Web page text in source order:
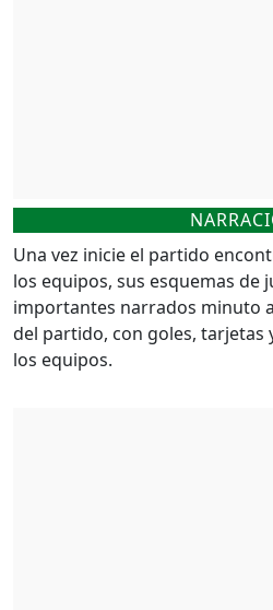
Una vez inicie el partido
los equipos, sus esquemas de
importantes narrados minuto
del partido, con goles, tarjetas
los equipos.